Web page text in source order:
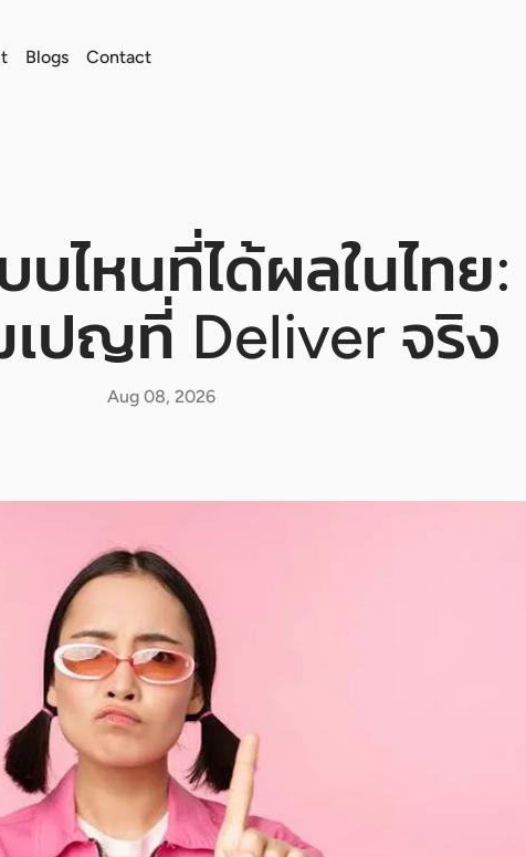
Blogs Contact
บไหนที่ได้ผลในไทย
เปญที่ Deliver จริง
Aug 08, 2026